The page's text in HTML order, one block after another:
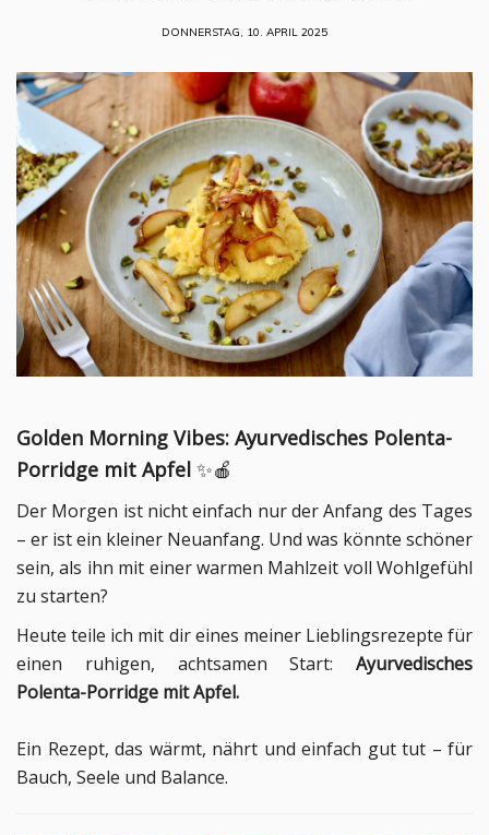
DONNERSTAG, 10. APRIL 2025
Golden Morning Vibes: Ayurvedisches Polenta-
Porridge mit Apfel ✨🍎
Der Morgen ist nicht einfach nur der Anfang des Tages
– er ist ein kleiner Neuanfang. Und was könnte schöner
sein, als ihn mit einer warmen Mahlzeit voll Wohlgefühl
zu starten?
Heute teile ich mit dir eines meiner Lieblingsrezepte für
einen ruhigen, achtsamen Start:
Ayurvedisches
Polenta-Porridge mit Apfel.
Ein Rezept, das wärmt, nährt und einfach gut tut – für
Bauch, Seele und Balance.